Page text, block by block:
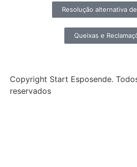
Resolução alternativa
Queixas e
Copyright Start Esposende.
reservados